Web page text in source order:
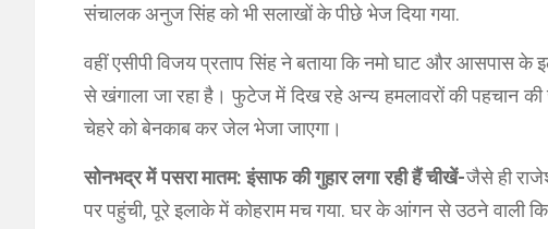
संचालक अनुज सिंह को भी सलाखों के पीछे भेज दिया गया.
वहीं एसीपी विजय प्रताप सिंह ने बताया कि नमो घाट और आसपास के
से खंगाला जा रहा है। फुटेज में दिख रहे अन्य हमलावरों की पहचान
चेहरे को बेनकाब कर जेल भेजा जाएगा।
सोनभद्र में पसरा मातम: इंसाफ की गुहार लगा रही हैं चीखें-जैसे ही
पर पहुंची, पूरे इलाके में कोहराम मच गया. घर के आंगन से उठने वाली